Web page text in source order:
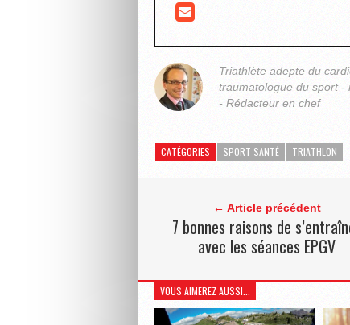
Triathlète adepte du
traumatologue du sport -
- Rédacteur en chef
CATÉGORIES SPORT SANTÉ TRIATHLON
← Article précédent
7 bonnes raisons de
avec les séances EPGV
VOUS AIMEREZ AUSSI...